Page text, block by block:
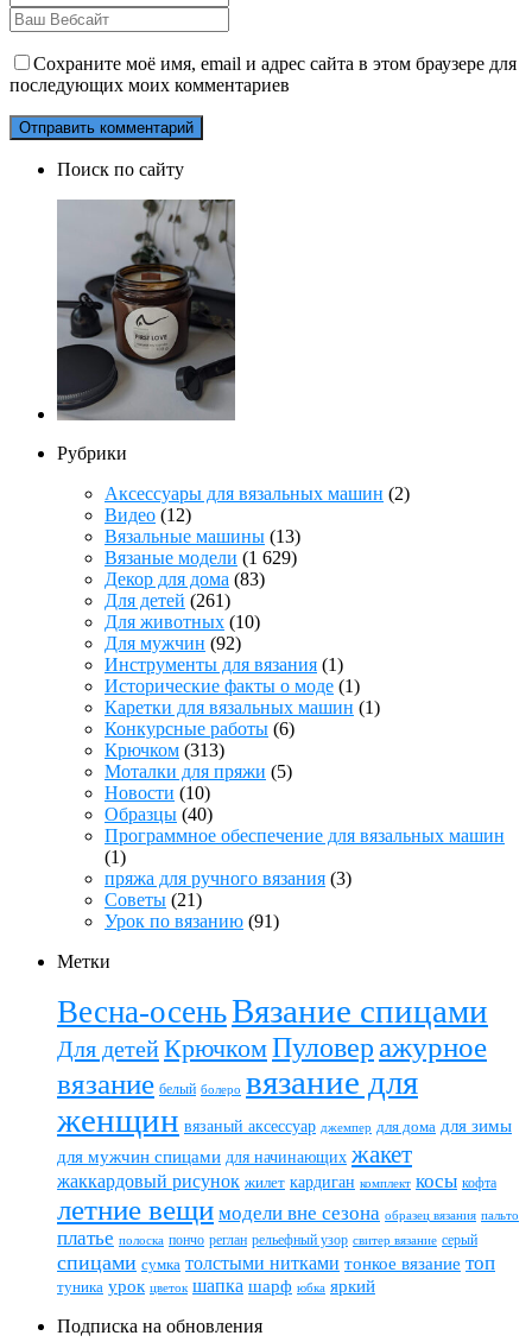
Сохраните моё имя, email и адрес сайта в этом браузере для
последующих моих комментариев
Поиск по сайту
Рубрики
Аксессуары для вязальных машин (2)
Видео (12)
Вязальные машины (13)
Вязаные модели (1 629)
Декор для дома (83)
Для детей (261)
Для животных (10)
Для мужчин (92)
Инструменты для вязания (1)
Исторические факты о моде (1)
Каретки для вязальных машин (1)
Конкурсные работы (6)
Крючком (313)
Моталки для пряжи (5)
Новости (10)
Образцы (40)
Программное обеспечение для вязальных машин
(1)
пряжа для ручного вязания (3)
Советы (21)
Урок по вязанию (91)
Метки
Весна-осеньВязание спицами
Для детейКрючкомПуловер ажурное
вязание белый болеро вязание для
женщин вязаный аксессуар джемпер для дома для зимы
для мужчин спицами для начинающих жакет
жаккардовый рисунок жилет кардиган комплект косы кофта
летние вещи модели вне сезона образец вязания пальто
платье полоска пончо реглан рельефный узор свитер вязание серый
спицами сумка толстыми нитками тонкое вязание топ
туника урок цветок шапка шарф юбка яркий
Подписка на обновления